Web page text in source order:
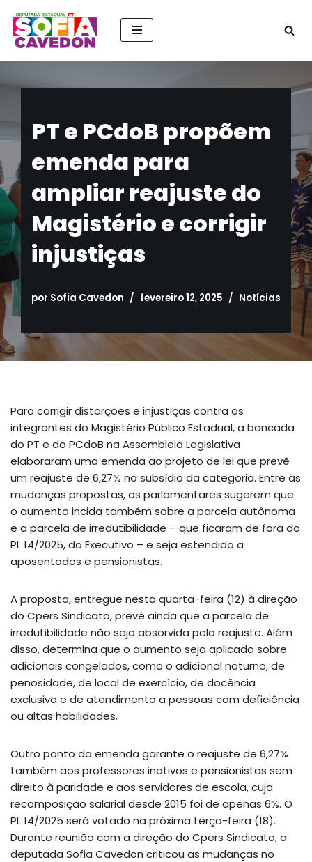
Pular
conteúdo
PT e PCdoB propõem
emenda para
ampliar reajuste do
Magistério e corrigir
injustiças
por Sofia Cavedon fevereiro 12, 2025 Notícias
Para corrigir distorções e injustiças contra os
integrantes do Magistério Público Estadual, a bancada
do PT e do PCdoB na Assembleia Legislativa
elaboraram uma emenda ao projeto de lei que prevê
um reajuste de 6,27% no subsídio da categoria. Entre as
mudanças propostas, os parlamentares sugerem que
o aumento incida também sobre a parcela autônoma
e a parcela de irredutibilidade – que ficaram de fora do
PL 14/2025, do Executivo – e seja estendido a
aposentados e pensionistas.
A proposta, entregue nesta quarta-feira (12) à direção
do Cpers Sindicato, prevê ainda que a parcela de
irredutibilidade não seja absorvida pelo reajuste. Além
disso, determina que o aumento seja aplicado sobre
adicionais congelados, como o adicional noturno, de
penosidade, de local de exercício, de docência
exclusiva e de atendimento a pessoas com deficiência
ou altas habilidades.
Outro ponto da emenda garante o reajuste de 6,27%
também aos professores inativos e pensionistas sem
direito à paridade e aos servidores de escola, cuja
recomposição salarial desde 2015 foi de apenas 6%. O
PL 14/2025 será votado na próxima terça-feira (18).
Durante reunião com a direção do Cpers Sindicato, a
deputada Sofia Cavedon criticou as mudanças no